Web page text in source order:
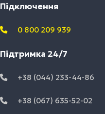
Підключення
0 800 209 939
Підтримка 24/7
+38 (044) 233-44-86
+38 (067) 635-52-02